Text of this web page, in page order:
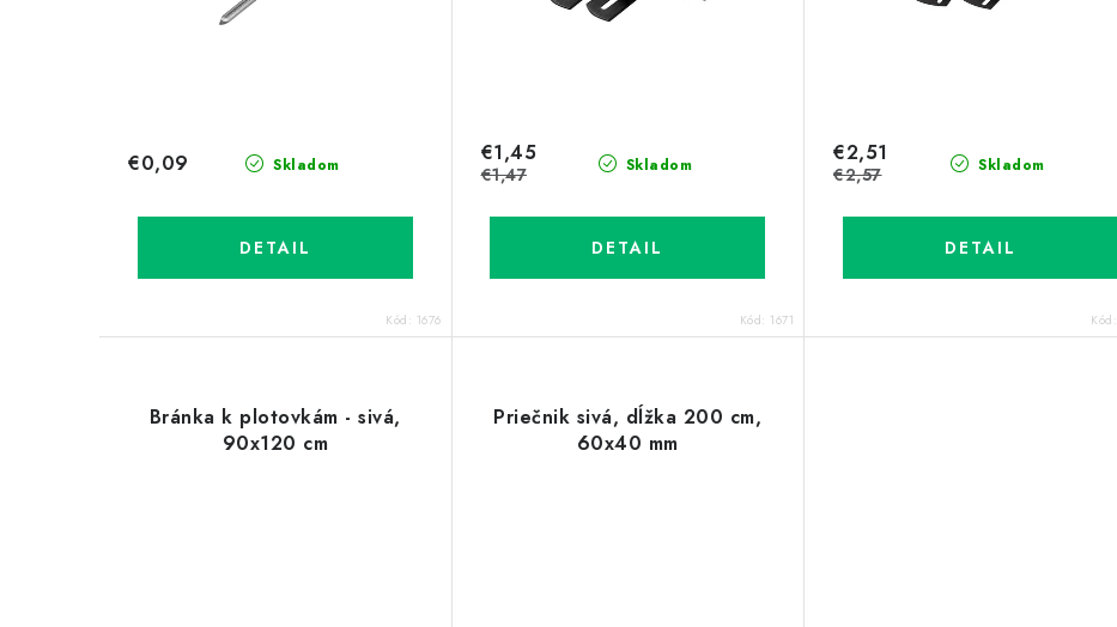
Skladom
€0,09
DETAIL
Kód: 1676
Skladom
€1,45
€1,47
DETAIL
Kód: 1671
Skladom
€2,51
€2,57
DETAIL
Kód:
Bránka k plotovkám - sivá,
90x120 cm
Priečnik sivá, dĺžka 200 cm,
60x40 mm